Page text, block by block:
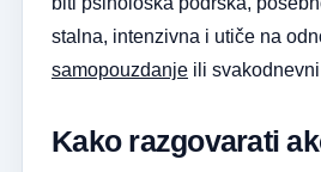
stalna, intenzivna i utiče na
samopouzdanje ili
Kako razgovarati